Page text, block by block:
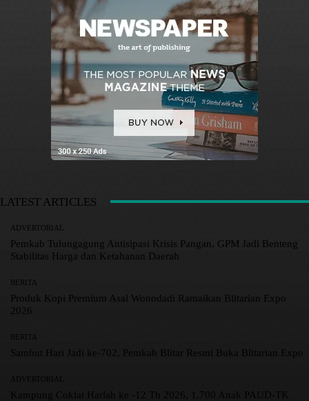
LATEST ARTICLES
ADVERTORIAL
Pemkab Tulungagung Antisipasi Krisis Pangan, GPM Jadi Benteng
Stabilitas Harga dan Ketahanan Daerah
BERITA
Produk Kopi Premium Asal Wonodadi Ramaikan Blitarian Expo
2026
BERITA
Sambut Hari Jadi ke-702, Pemkab Blitar Resmi Buka Blitarian Expo
ADVERTORIAL
Kampung Coklat Harlah ke -12 Th 2026, 1.700 Anak PAUD-TK